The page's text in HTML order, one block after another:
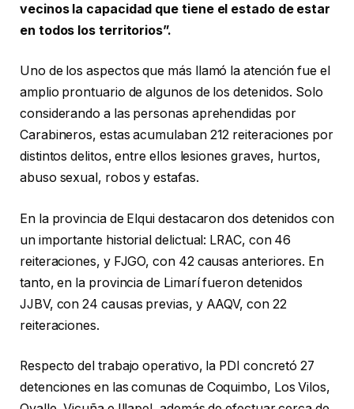
vecinos la capacidad que tiene el estado de estar
en todos los territorios”.
Uno de los aspectos que más llamó la atención fue el
amplio prontuario de algunos de los detenidos. Solo
considerando a las personas aprehendidas por
Carabineros, estas acumulaban 212 reiteraciones por
distintos delitos, entre ellos lesiones graves, hurtos,
abuso sexual, robos y estafas.
En la provincia de Elqui destacaron dos detenidos con
un importante historial delictual: LRAC, con 46
reiteraciones, y FJGO, con 42 causas anteriores. En
tanto, en la provincia de Limarí fueron detenidos
JJBV, con 24 causas previas, y AAQV, con 22
reiteraciones.
Respecto del trabajo operativo, la PDI concretó 27
detenciones en las comunas de Coquimbo, Los Vilos,